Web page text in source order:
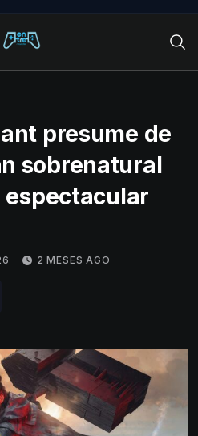
presume de
sobrenatural
espectacular
2 MESES AGO